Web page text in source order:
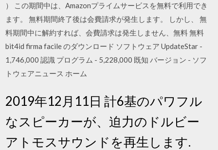
） この期間中は、Amazonプライムサービスを無料で利用でき
ます。 無料期間終了後は会費請求が発生します。 しかし、 無
料期間中に解約すれば、会費請求は発生しません、無料 無料
bit4id firma facile のダウンロード ソフトウェア UpdateStar -
1,746,000 認識 プログラム - 5,228,000 既知 バージョン - ソフ
トウェアニュース ホーム
2019年12月11日 計6基のパワフル
なスピーカーが、迫力のドルビー
アトモスサウンドを再生します.